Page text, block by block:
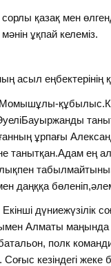
қазақ мен
мәнін ұқпай келеміз.
асыл еңбектерінің
ұрпағы
танытқан.Адам ең
даңққа
дүниежүзілік
Алматы маңында
полк
кезіндегі жеке